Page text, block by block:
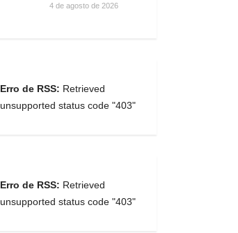
4 de agosto de 2026
Erro de RSS: Retrieved
unsupported status code "403"
Erro de RSS: Retrieved
unsupported status code "403"